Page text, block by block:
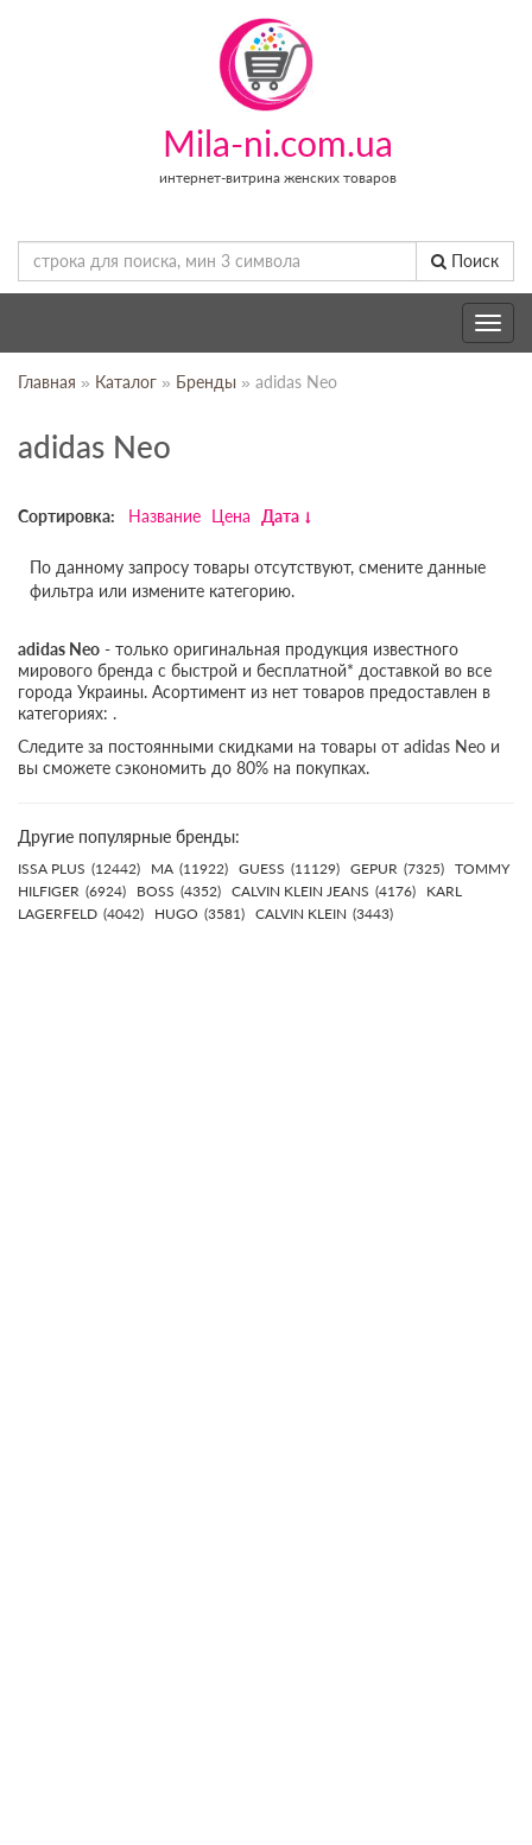
Mila-ni.com.ua
интернет-витрина женских товаров
Поиск
Toggle
Главная » Каталог » Бренды » adidas Neo
adidas Neo
Сортировка: Название Цена Дата
По данному запросу товары отсутствуют, смените данные
фильтра или измените категорию.
adidas Neo - только оригинальная продукция известного
мирового бренда с быстрой и бесплатной* доставкой во все
города Украины. Асортимент из нет товаров предоставлен в
категориях: .
Следите за постоянными скидками на товары от adidas Neo и
вы сможете сэкономить до 80% на покупках.
Другие популярные бренды:
ISSA PLUS (12442) MA (11922) GUESS (11129) GEPUR (7325) TOMMY
HILFIGER (6924) BOSS (4352) CALVIN KLEIN JEANS (4176)
KARL
LAGERFELD (4042) HUGO (3581) CALVIN KLEIN (3443)